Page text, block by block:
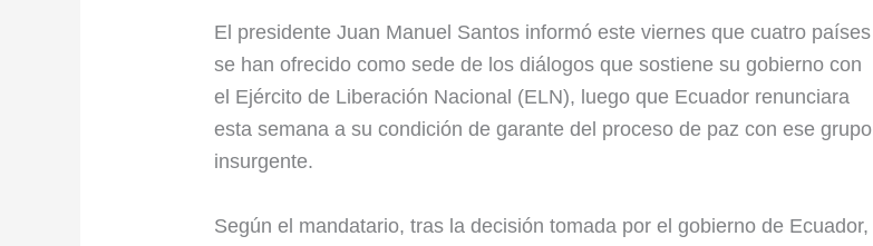
El presidente Juan Manuel Santos informó este viernes que cuatro países
se han ofrecido como sede de los diálogos que sostiene su gobierno con
el Ejército de Liberación Nacional (ELN), luego que Ecuador renunciara
esta semana a su condición de garante del proceso de paz con ese grupo
insurgente.
Según el mandatario, tras la decisión tomada por el gobierno de Ecuador,